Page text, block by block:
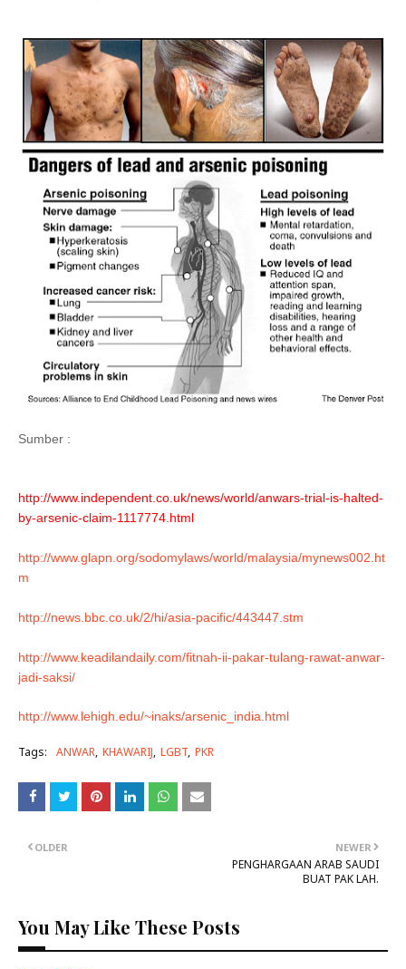
Sumber :
http://www.independent.co.uk/news/world/anwars-trial-is-halted-
by-arsenic-claim-1117774.html
http://www.glapn.org/sodomylaws/world/malaysia/mynews002.ht
m
http://news.bbc.co.uk/2/hi/asia-pacific/443447.stm
http://www.keadilandaily.com/fitnah-ii-pakar-tulang-rawat-anwar-
jadi-saksi/
http://www.lehigh.edu/~inaks/arsenic_india.html
Tags: ANWAR KHAWARIJ LGBT PKR
NEWER
PENGHARGAAN ARAB SAUDI
BUAT PAK LAH.
OLDER
You May Like These Posts